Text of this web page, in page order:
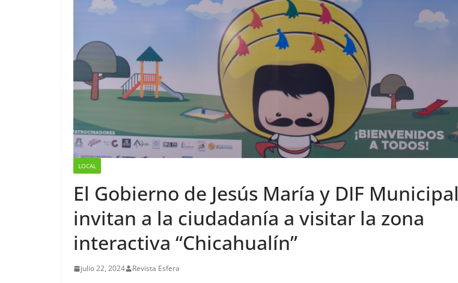
LOCAL
El Gobierno de Jesús María y DIF Municipal
invitan a la ciudadanía a visitar la zona
interactiva “Chicahualín”
julio 22, 2024 Revista Esfera